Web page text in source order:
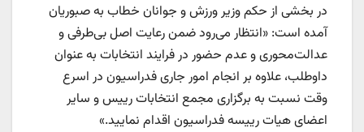
در بخشی از حکم وزیر ورزش و جوانان خطاب به صبوریان
آمده است: «انتظار می‌رود ضمن رعایت اصل بی‌طرفی و
عدالت‌محوری و عدم حضور در فرایند انتخابات به عنوان
داوطلب، علاوه بر انجام امور جاری فدراسیون‌ در اسرع
وقت نسبت به برگزاری مجمع انتخابات رییس و سایر
اعضای هیات رییسه فدراسیون اقدام نمایید.»